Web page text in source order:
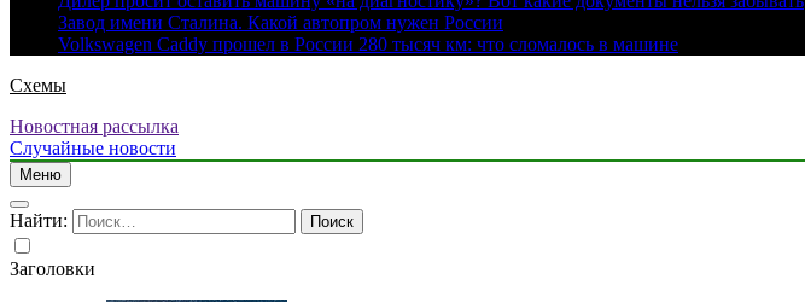
Завод имени Сталина. Какой автопром нужен России
Volkswagen Caddy прошел в России 280 тысяч км: что сломалось в машине
Схемы
Новостная рассылка
Случайные новости
Меню
Найти:
Заголовки